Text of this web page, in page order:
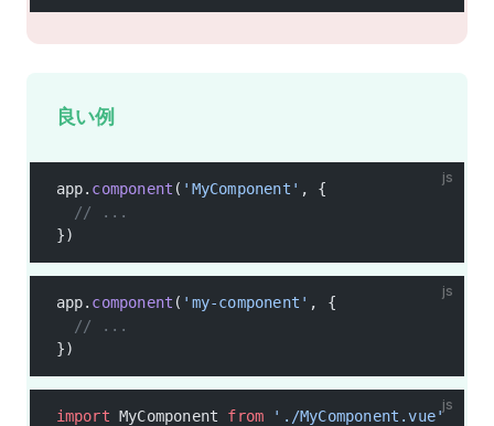
良い例
js
app. component ( 'MyComponent' , {
  // ...
})
js
app. component ( 'my-component' , {
  // ...
})
js
import MyComponent from './MyComponent.vue'